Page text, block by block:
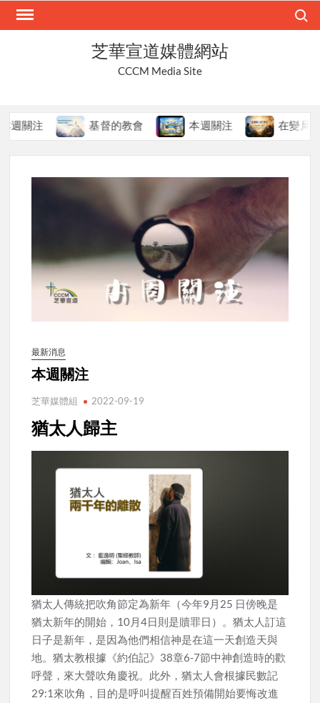
Skip
芝華宣道媒體網站
CCCM Media Site
注 基督的教會 本週關注 在變局中持
最新消息
本週關注
芝華媒體組 2022-09-19
猶太人歸主
猶太人傳統把吹角節定為新年（今年9月25 日傍晚是
猶太新年的開始，10月4日則是贖罪日）。猶太人訂這
日子是新年，是因為他們相信神是在這一天創造天與
地。猶太教根據《約伯記》38章6-7節中神創造時的歡
呼聲，來大聲吹角慶祝。此外，猶太人會根據民數記
29:1來吹角，目的是呼叫提醒百姓預備開始要悔改進